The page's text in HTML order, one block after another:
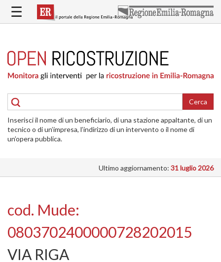
contenuto
RICOSTRUZIONE
PUBBLICA
DELLE
ABITAZIONI
RICOSTRUZIONE
ATTIVITÀ
INTERVENTI
SI
☰
Cerca
Inserisci il nome di un beneficiario, di una stazione appaltante, di un
tecnico o di un’impresa, l’indirizzo di un intervento o il nome di
un’opera pubblica.
Ultimo aggiornamento: 31 luglio 2026
cod. Mude:
0803702400000728202015
VIA RIGA